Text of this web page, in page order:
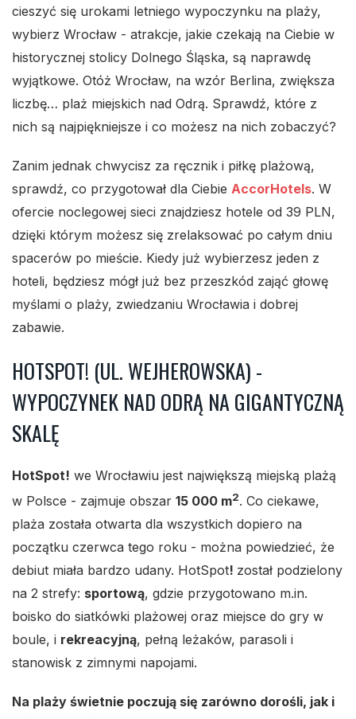
cieszyć się urokami letniego wypoczynku na plaży,
wybierz Wrocław - atrakcje, jakie czekają na Ciebie w
historycznej stolicy Dolnego Śląska, są naprawdę
wyjątkowe. Otóż Wrocław, na wzór Berlina, zwiększa
liczbę… plaż miejskich nad Odrą. Sprawdź, które z
nich są najpiękniejsze i co możesz na nich zobaczyć?
Zanim jednak chwycisz za ręcznik i piłkę plażową,
sprawdź, co przygotował dla Ciebie AccorHotels. W
ofercie noclegowej sieci znajdziesz hotele od 39 PLN,
dzięki którym możesz się zrelaksować po całym dniu
spacerów po mieście. Kiedy już wybierzesz jeden z
hoteli, będziesz mógł już bez przeszkód zająć głowę
myślami o plaży, zwiedzaniu Wrocławia i dobrej
zabawie.
HOTSPOT! (UL. WEJHEROWSKA) ­­-
WYPOCZYNEK NAD ODRĄ NA GIGANTYCZNĄ
SKALĘ
HotSpot! we Wrocławiu jest największą miejską plażą
w Polsce - zajmuje obszar 15 000 m2. Co ciekawe,
plaża została otwarta dla wszystkich dopiero na
początku czerwca tego roku - można powiedzieć, że
debiut miała bardzo udany. HotSpot! został podzielony
na 2 strefy: sportową, gdzie przygotowano m.in.
boisko do siatkówki plażowej oraz miejsce do gry w
boule, i rekreacyjną, pełną leżaków, parasoli i
stanowisk z zimnymi napojami.
Na plaży świetnie poczują się zarówno dorośli, jak i